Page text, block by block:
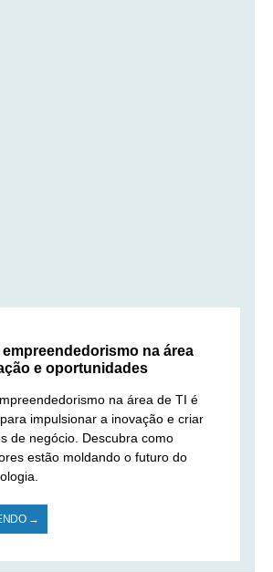
empreendedorismo na área
e oportunidades
na área de TI é
impulsionar a inovação e criar
de negócio. Descubra como
estão moldando o futuro do
→